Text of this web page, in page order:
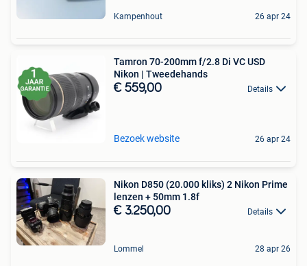
Kampenhout 26 apr 24
Tamron 70-200mm f/2.8 Di VC USD
Nikon | Tweedehands
€ 559,00 Details
Bezoek website 26 apr 24
Nikon D850 (20.000 kliks) 2 Nikon Prime
lenzen + 50mm 1.8f
€ 3.250,00 Details
Lommel 28 apr 26